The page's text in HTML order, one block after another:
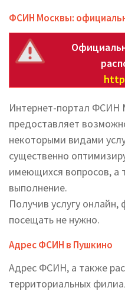
ФСИН Москвы:
Интернет-портал ФСИН
предоставляет
некоторыми видами
существенно
имеющихся вопросов, а
выполнение.
Получив услугу
посещать не нужно.
Адрес ФСИН в Пушкино
Адрес ФСИН, а также
территориальных